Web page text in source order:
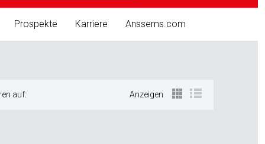
Prospekte Karriere Anssems.com
auf: Anzeigen